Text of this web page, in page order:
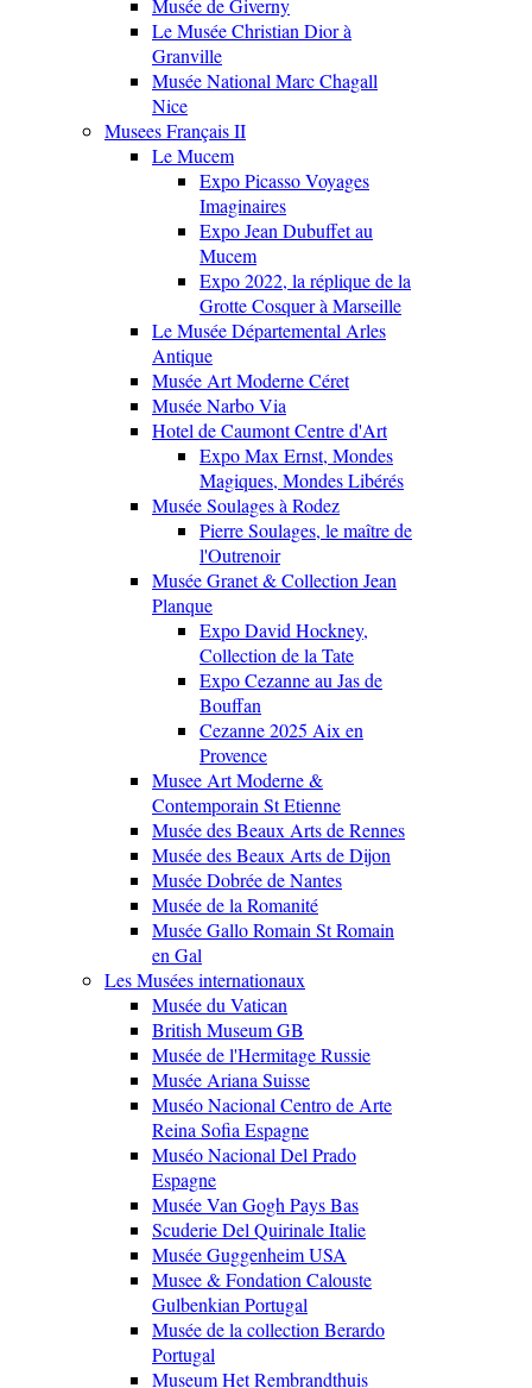
Musée de Giverny
Le Musée Christian Dior à
Granville
Musée National Marc Chagall
Nice
Musees Français II
Le Mucem
Expo Picasso Voyages
Imaginaires
Expo Jean Dubuffet au
Mucem
Expo 2022, la réplique de la
Grotte Cosquer à Marseille
Le Musée Départemental Arles
Antique
Musée Art Moderne Céret
Musée Narbo Via
Hotel de Caumont Centre d'Art
Expo Max Ernst, Mondes
Magiques, Mondes Libérés
Musée Soulages à Rodez
Pierre Soulages, le maître de
l'Outrenoir
Musée Granet & Collection Jean
Planque
Expo David Hockney,
Collection de la Tate
Expo Cezanne au Jas de
Bouffan
Cezanne 2025 Aix en
Provence
Musee Art Moderne &
Contemporain St Etienne
Musée des Beaux Arts de Rennes
Musée des Beaux Arts de Dijon
Musée Dobrée de Nantes
Musée de la Romanité
Musée Gallo Romain St Romain
en Gal
Les Musées internationaux
Musée du Vatican
British Museum GB
Musée de l'Hermitage Russie
Musée Ariana Suisse
Muséo Nacional Centro de Arte
Reina Sofia Espagne
Muséo Nacional Del Prado
Espagne
Musée Van Gogh Pays Bas
Scuderie Del Quirinale Italie
Musée Guggenheim USA
Musee & Fondation Calouste
Gulbenkian Portugal
Musée de la collection Berardo
Portugal
Museum Het Rembrandthuis